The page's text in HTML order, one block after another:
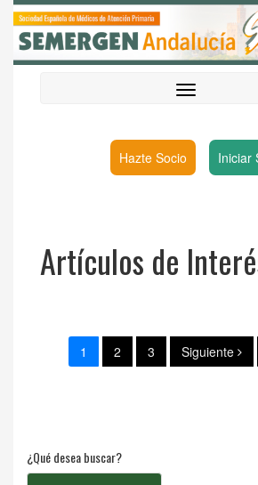
Hazte Socio Iniciar
Artículos de
1 2 3 Siguiente
¿Qué desea buscar?